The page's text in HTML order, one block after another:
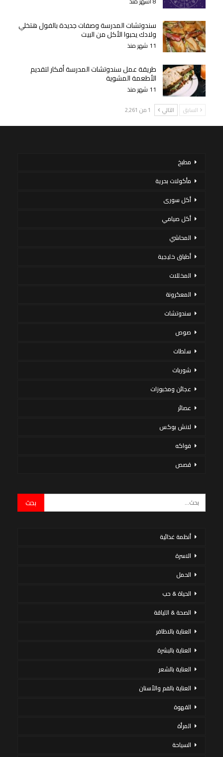
سندوتشات المدرسة وصفات جديدة بالفول هتخلي
ولادك يحبوا الأكل من البيت
11 شهر منذ
طريقة عمل سندوتشات المدرسة أفكار لتقديم
الأطعمة المشوية
11 شهر منذ
السابق التالي 1 من 2٬261
مطبخ
مأكولات بحرية
أكل سورى
أكل صيامي
المحاشي
أطباق خليجية
المخللات
المعكرونة
سندوتشات
صوص
سلطات
شوربات
عجائن ومخبوزات
عصائر
لانش بوكس
فواكه
قصص
أنظمة غذائية
الاسرة
الحمل
الحياة & حب
الصحة & اللياقة
العناية بالاظافر
العناية بالبشرة
العناية بالشعر
العناية بالفم والأسنان
القهوة
المرأة
السياحة